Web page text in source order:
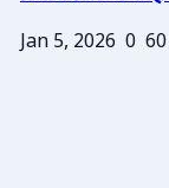
Jan 5, 2026 0 60